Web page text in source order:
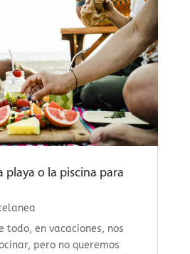
playa o la piscina para
todo, en vacaciones, nos
pero no queremos